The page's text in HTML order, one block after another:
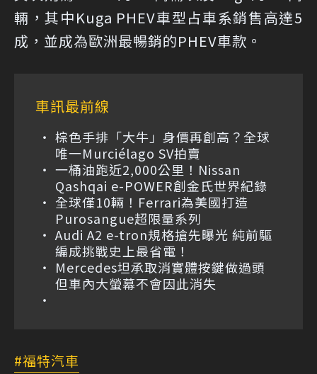
輛，其中Kuga PHEV車型占車系銷售高達5
成，並成為歐洲最暢銷的PHEV車款。
車訊最前線
棕色手排「大牛」身價再創高？全球
唯一Murciélago SV拍賣
一桶油跑近2,000公里！Nissan
Qashqai e-POWER創金氏世界紀錄
全球僅10輛！Ferrari為美國打造
Purosangue超限量系列
Audi A2 e-tron規格搶先曝光 純前驅
編成挑戰史上最省電！
Mercedes坦承取消實體按鍵做過頭
但車內大螢幕不會因此消失
福特汽車